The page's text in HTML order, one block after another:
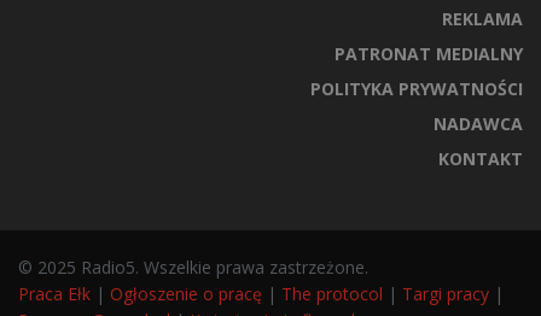
REKLAMA
PATRONAT MEDIALNY
POLITYKA PRYWATNOŚCI
NADAWCA
KONTAKT
© 2025 Radio5. Wszelkie prawa zastrzeżone.
Praca Ełk | Ogłoszenie o pracę | The protocol | Targi pracy |